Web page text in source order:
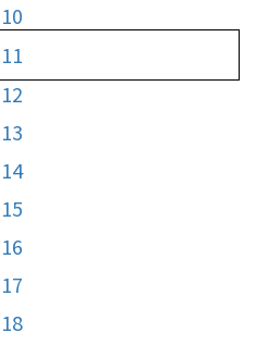
10
11
12
13
14
15
16
17
18